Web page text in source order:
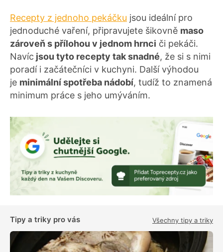
Recepty z jednoho pekáčku jsou ideální pro
jednoduché vaření, připravujete šikovně maso
zároveň s přílohou v jednom hrnci či pekáči.
Navíc jsou tyto recepty tak snadné, že si s nimi
poradí i začátečníci v kuchyni. Další výhodou
je minimální spotřeba nádobí, tudíž to znamená
minimum práce s jeho umýváním.
Tipy a triky pro vás Všechny tipy a triky